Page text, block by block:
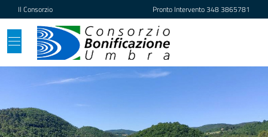
Vai ai contenuti
Vai al footer
Il Consorzio Pronto Intervento348 3865781